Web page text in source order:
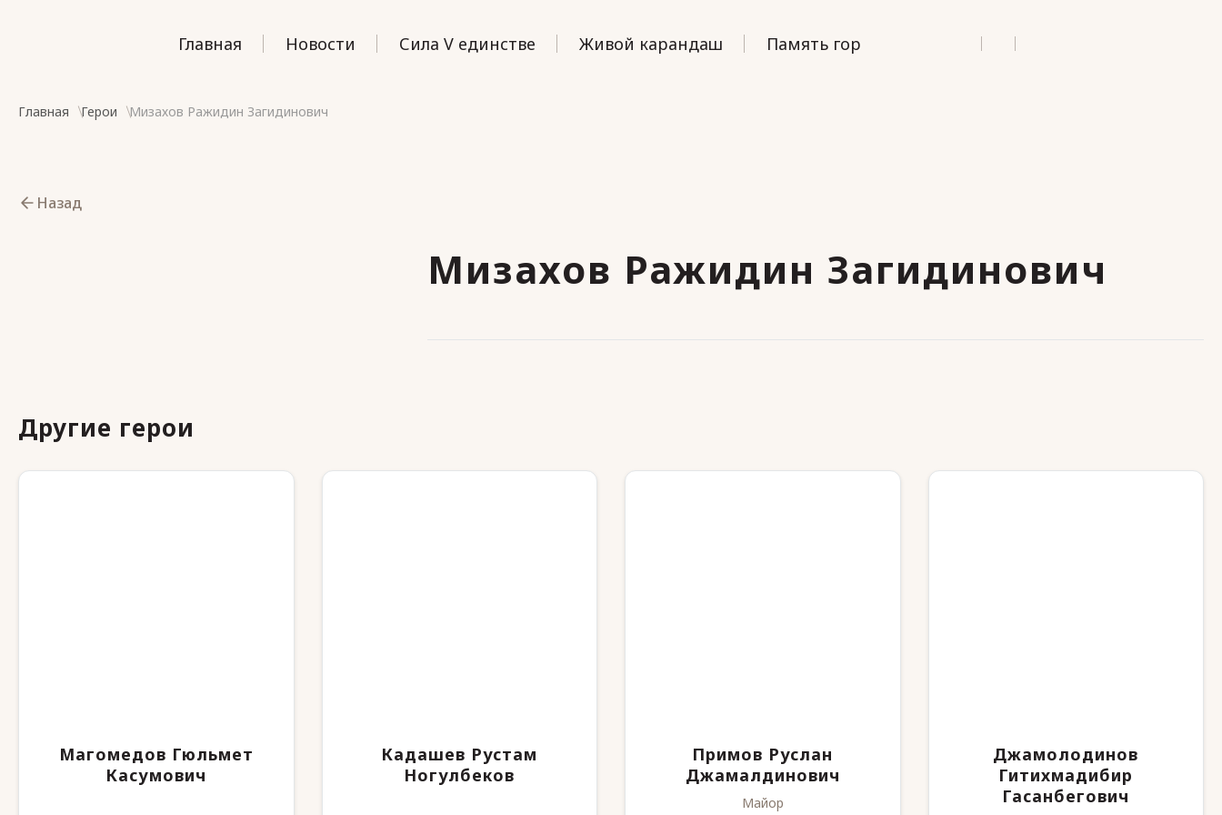
Главная Новости Сила V единстве Живой карандаш Память гор
Главная Герои Мизахов Ражидин Загидинович
Назад
Мизахов Ражидин Загидинович
Другие герои
Магомедов Гюльмет
Касумович
Кадашев Рустам
Ногулбеков
Примов Руслан
Джамалдинович
Майор
Джамолодинов
Гитихмадибир
Гасанбегович